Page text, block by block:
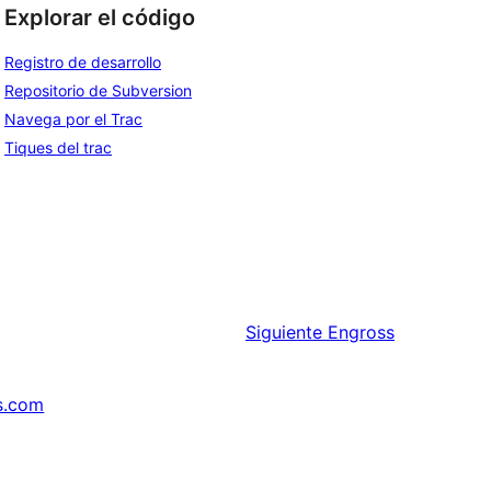
Explorar el código
Registro de desarrollo
Repositorio de Subversion
Navega por el Trac
Tiques del trac
Siguiente Engross